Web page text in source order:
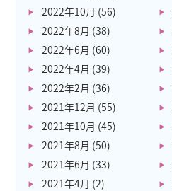
2022年10月 (56)
2022年8月 (38)
2022年6月 (60)
2022年4月 (39)
2022年2月 (36)
2021年12月 (55)
2021年10月 (45)
2021年8月 (50)
2021年6月 (33)
2021年4月 (2)